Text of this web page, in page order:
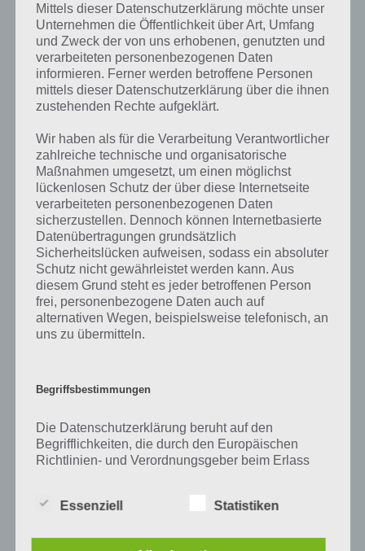
Kurze Begriffserklärung zur Lösung Dino
Dino ist die Lösung für das tägliche Rätsel am 19.9.2020 in 4 Bilder 1
Wort, doch welche Bedeutung hat dieses eigentlich und was gibt es
dazu zu wissen? Passt das Wort auch zu Kenia? Zu bestimmten
Begriffserklärung!
Zu Dino haben wir zunächst keine weiteren Informationen parat!
Auf WhatsApp teilen Teilen auf Facebook
Tweet auf Twitter
Mittels dieser Datenschutzerklärung möchte unser
Unternehmen die Öffentlichkeit über Art, Umfang
und Zweck der von uns erhobenen, genutzten und
verarbeiteten personenbezogenen Daten
informieren. Ferner werden betroffene Personen
mittels dieser Datenschutzerklärung über die ihnen
zustehenden Rechte aufgeklärt.
Wir haben als für die Verarbeitung Verantwortlicher
zahlreiche technische und organisatorische
Maßnahmen umgesetzt, um einen möglichst
lückenlosen Schutz der über diese Internetseite
verarbeiteten personenbezogenen Daten
sicherzustellen. Dennoch können Internetbasierte
Datenübertragungen grundsätzlich
Sicherheitslücken aufweisen, sodass ein absoluter
Schutz nicht gewährleistet werden kann. Aus
diesem Grund steht es jeder betroffenen Person
frei, personenbezogene Daten auch auf
alternativen Wegen, beispielsweise telefonisch, an
uns zu übermitteln.
Begriffsbestimmungen
Die Datenschutzerklärung beruht auf den
Begrifflichkeiten, die durch den Europäischen
Richtlinien- und Verordnungsgeber beim Erlass
soll sowohl für die Öffentlichkeit als auch für
lesbar und verständlich sein. Um dies zu
Essenziell Statistiken